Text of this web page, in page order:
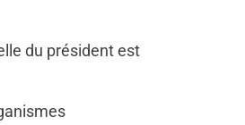
du président est